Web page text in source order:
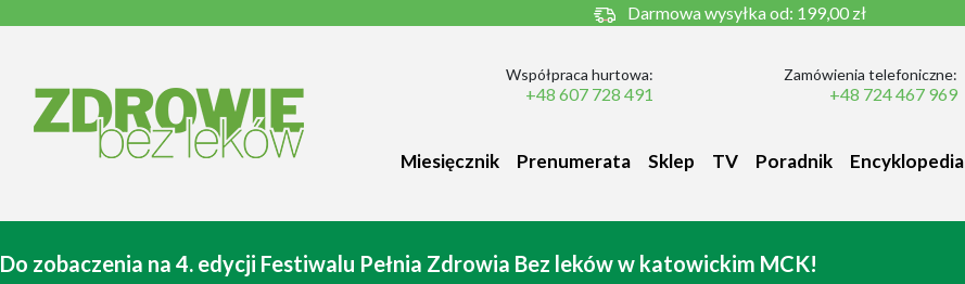
Darmowa wysyłka od: 199,00 zł
Współpraca hurtowa:
+48 607 728 491
Zamówienia telefoniczne:
+48 724 467 969
Miesięcznik Prenumerata Sklep TV Poradnik Encyklopedia
Do zobaczenia na 4. edycji Festiwalu Pełnia Zdrowia Bez leków w katowickim MCK!